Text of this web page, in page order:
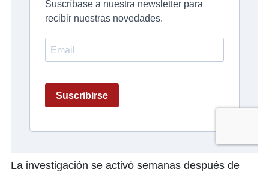
La investigación se activó semanas después de